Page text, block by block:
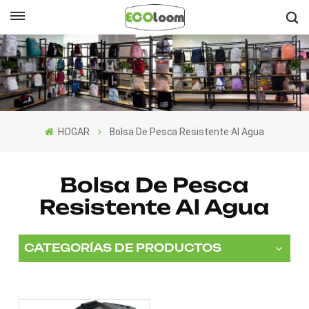
English
Français
Nederlands
HOGAR Bolsa De Pesca Resistente Al Agua
Bolsa De Pesca
Resistente Al Agua
CATEGORÍAS DE PRODUCTOS